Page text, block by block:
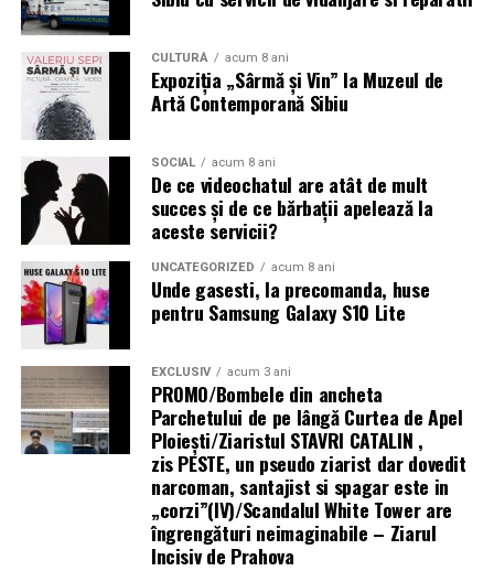
Astfel, funcțiile avansate de monitorizare sportivă sunt
completate de instrumente dedicate sănătății și stării de
bine, pentru o experiență care continuă și dincolo de
antrenament.
Disponibilitate
HONOR Watch 6 este disponibil în România în
variantele de culoare Twilight Brown și Shadow Black, la
prețurile recomandate de 1.199 lei, respectiv 1.099 lei
iar până pe 31 august acesta vine cu o reducere de 100
de lei la toți partenerii oficiali HONOR.
Mai multe informații despre HONOR Watch 6 sunt
disponibile pe pagina oficială a produsului:
https://www.honor.com/ro/wearables/honor-watch-6/.
CULTURĂ acum 8 ani
Expoziția „Sârmă și Vin” la Muzeul de
Artă Contemporană Sibiu
SOCIAL acum 8 ani
De ce videochatul are atât de mult
succes și de ce bărbații apelează la
aceste servicii?
UNCATEGORIZED acum 8 ani
Unde gasesti, la precomanda, huse
pentru Samsung Galaxy S10 Lite
EXCLUSIV acum 3 ani
PROMO/Bombele din ancheta
Parchetului de pe lângă Curtea de Apel
Ploieşti/Ziaristul STAVRI CATALIN ,
zis PESTE, un pseudo ziarist dar dovedit
narcoman, santajist si spagar este in
„corzi”(IV)/Scandalul White Tower are
îngrengături neimaginabile – Ziarul
Incisiv de Prahova